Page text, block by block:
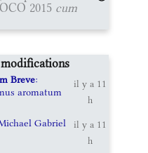
2015 cum
Breve:
aromatum
il y a 11
h
Gabriel
il y a 11
h